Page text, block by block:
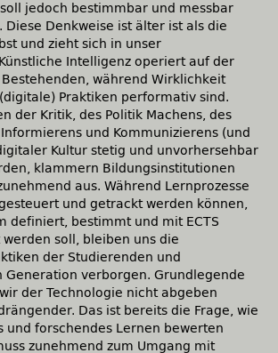
jedoch bestimmbar und messbar
Denkweise ist älter ist als die
und zieht sich in unser
Intelligenz operiert auf der
während Wirklichkeit
Praktiken performativ sind.
der Kritik, des Politik Machens, des
und Kommunizierens (und
Kultur stetig und unvorhersehbar
klammern Bildungsinstitutionen
aus. Während Lernprozesse
und getrackt werden können,
definiert, bestimmt und mit ECTS
soll, bleiben uns die
der Studierenden und
Generation verborgen. Grundlegende
der Technologie nicht abgeben
Das ist bereits die Frage, wie
und forschendes Lernen bewerten
zunehmend zum Umgang mit